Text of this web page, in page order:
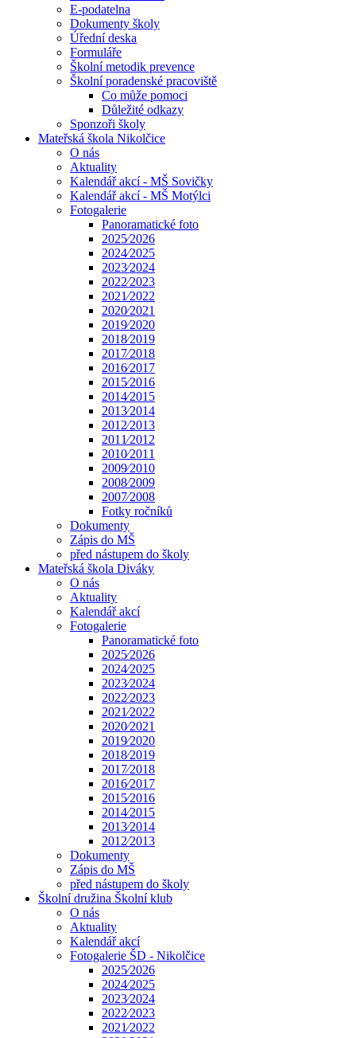
E-podatelna
Dokumenty školy
Úřední deska
Formuláře
Školní metodik prevence
Školní poradenské pracoviště
Co může pomoci
Důležité odkazy
Sponzoři školy
Mateřská škola Nikolčice
O nás
Aktuality
Kalendář akcí - MŠ Sovičky
Kalendář akcí - MŠ Motýlci
Fotogalerie
Panoramatické foto
2025⁄2026
2024⁄2025
2023⁄2024
2022⁄2023
2021⁄2022
2020⁄2021
2019⁄2020
2018⁄2019
2017⁄2018
2016⁄2017
2015⁄2016
2014⁄2015
2013⁄2014
2012⁄2013
2011⁄2012
2010⁄2011
2009⁄2010
2008⁄2009
2007⁄2008
Fotky ročníků
Dokumenty
Zápis do MŠ
před nástupem do školy
Mateřská škola Diváky
O nás
Aktuality
Kalendář akcí
Fotogalerie
Panoramatické foto
2025⁄2026
2024⁄2025
2023⁄2024
2022⁄2023
2021⁄2022
2020⁄2021
2019⁄2020
2018⁄2019
2017⁄2018
2016⁄2017
2015⁄2016
2014⁄2015
2013⁄2014
2012⁄2013
Dokumenty
Zápis do MŠ
před nástupem do školy
Školní družina Školní klub
O nás
Aktuality
Kalendář akcí
Fotogalerie ŠD - Nikolčice
2025⁄2026
2024⁄2025
2023⁄2024
2022⁄2023
2021⁄2022